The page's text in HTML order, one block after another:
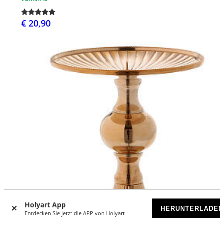
Holyart App
Entdecken Sie jetzt die APP von Holyart
€ 20,90